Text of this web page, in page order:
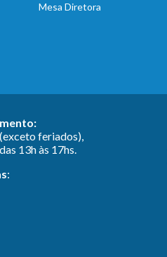
Mesa Diretora
feriados),
13h às 17hs.
: